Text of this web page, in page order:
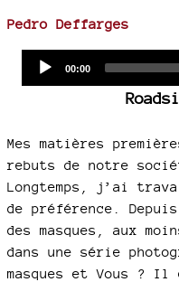
Pedro Deffarges
Current
00:00
Mes matières
rebuts de notre
Longtemps, j’ai
de préférence.
des masques, aux
dans une série
masques et Vous ?